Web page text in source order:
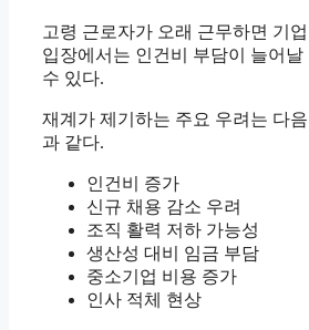
고령 근로자가 오래 근무하면 기업
입장에서는 인건비 부담이 늘어날
수 있다.
재계가 제기하는 주요 우려는 다음
과 같다.
인건비 증가
신규 채용 감소 우려
조직 활력 저하 가능성
생산성 대비 임금 부담
중소기업 비용 증가
인사 적체 현상